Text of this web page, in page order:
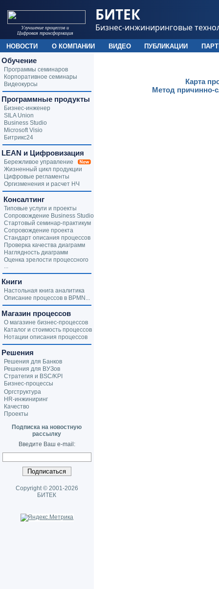
Карта
Метод причинно-
Обучение
Программы семинаров
Корпоративное семинары
Видеокурсы
Программные продукты
Бизнес-инженер
SILA Union
Business Studio
Microsoft Visio
Битрикс24
LEAN и Цифровизация
Бережливое управление
Жизненный цикл продукции
Цифровые регламенты
Оргизменения и расчет НЧ
Консалтинг
Типовые услуги и проекты
Сопровождение Business Studio
Стартовый семинар-практикум
Сопровождение проекта
Стандарт описания процессов
Проверка качества диаграмм
Наглядность диаграмм
Оценка зрелости процессного
...
Книги
Настольная книга аналитика
Описание процессов в BPMN...
Магазин процессов
О магазине бизнес-процессов
Каталог и стоимость процессов
Нотации описания процессов
Решения
Решения для Банков
Решения для ВУЗов
Стратегия и BSC/KPI
Бизнес-процессы
Оргструктура
HR-инжиниринг
Качество
Проекты
Подписка на новостную
рассылку
Введите Ваш e-mail:
Copyright © 2001-2026
БИТЕК
Улучшение процессов и
Цифровая трансформация
БИТЕК
Бизнес-инжиниринговые
НОВОСТИ О КОМПАНИИ ВИДЕО ПУБЛИКАЦИИ